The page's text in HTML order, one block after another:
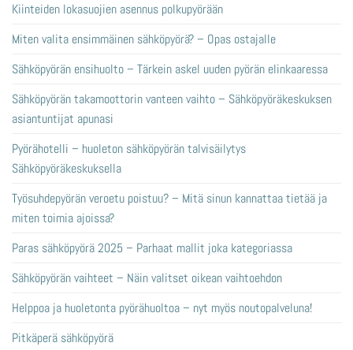
Kiinteiden lokasuojien asennus polkupyörään
Miten valita ensimmäinen sähköpyörä? – Opas ostajalle
Sähköpyörän ensihuolto – Tärkein askel uuden pyörän elinkaaressa
Sähköpyörän takamoottorin vanteen vaihto – Sähköpyöräkeskuksen
asiantuntijat apunasi
Pyörähotelli – huoleton sähköpyörän talvisäilytys
Sähköpyöräkeskuksella
Työsuhdepyörän veroetu poistuu? – Mitä sinun kannattaa tietää ja
miten toimia ajoissa?
Paras sähköpyörä 2025 – Parhaat mallit joka kategoriassa
Sähköpyörän vaihteet – Näin valitset oikean vaihtoehdon
Helppoa ja huoletonta pyörähuoltoa – nyt myös noutopalveluna!
Pitkäperä sähköpyörä